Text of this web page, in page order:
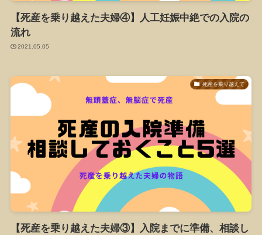
【死産を乗り越えた夫婦④】人工妊娠中絶での入院の
流れ
2021.05.05
死産を乗り越えて
【死産を乗り越えた夫婦③】入院までに準備、相談し